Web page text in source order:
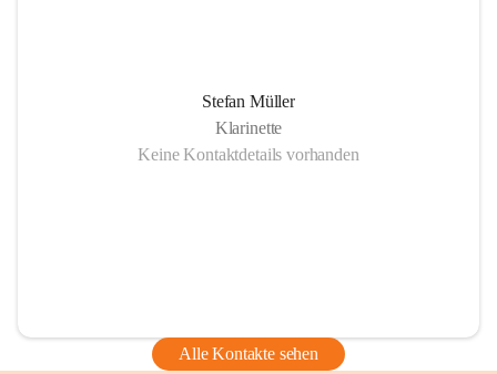
Stefan Müller
Klarinette
Keine Kontaktdetails vorhanden
Alle Kontakte sehen